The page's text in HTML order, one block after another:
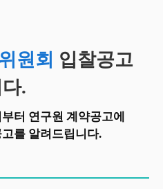
원회 입찰공고
.
터 연구원 계약공고에
를 알려드립니다.